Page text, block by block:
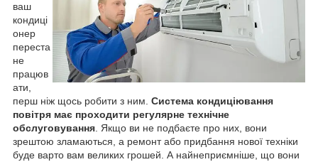
ваш
кондиці
онер
переста
не
працюв
ати,
перш ніж щось робити з ним. Система кондиціювання
повітря має проходити регулярне технічне
обслуговування . Якщо ви не подбаєте про них, вони
зрештою зламаються, а ремонт або придбання нової техніки
буде варто вам великих грошей. А найнеприємніше, що вони